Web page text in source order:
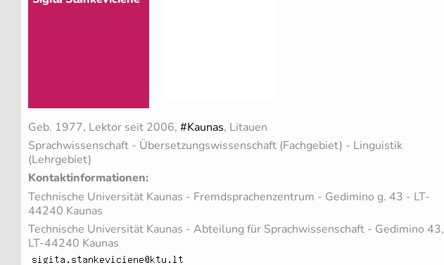
Geb. 1977, Lektor seit 2006, #Kaunas, Litauen
Sprachwissenschaft - Übersetzungswissenschaft (Fachgebiet) - Linguistik
(Lehrgebiet)
Kontaktinformationen:
Technische Universität Kaunas - Fremdsprachenzentrum - Gedimino g. 43 - LT-
44240 Kaunas
Technische Universität Kaunas - Abteilung für Sprachwissenschaft - Gedimino 43,
LT-44240 Kaunas